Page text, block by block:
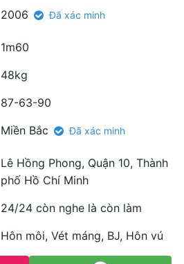
2006 Đã xác minh
1m60
48kg
87-63-90
Miền Bắc Đã xác minh
Lê Hồng Phong, Quận 10, Thành
phố Hồ Chí Minh
24/24 còn nghe là còn làm
Hôn môi, Vét máng, BJ, Hôn vú